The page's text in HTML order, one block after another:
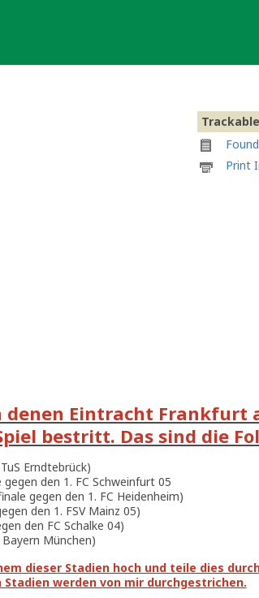
Print
denen Eintracht Frankfurt
bestritt. Das sind die
Erndtebrück)
den 1. FC Schweinfurt 05
gegen den 1. FC Heidenheim)
den 1. FSV Mainz 05)
den FC Schalke 04)
München)
dieser Stadien hoch und teile dies
werden von mir durchgestrichen.